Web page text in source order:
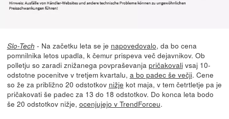
Slo-Tech - Na začetku leta se je napovedovalo, da bo cena
pomnilnika letos upadla, k čemur prispeva več dejavnikov. Ob
polletju so zaradi znižanega povpraševanja pričakovalivsaj 10-
odstotne pocenitve v tretjem kvartalu, a bo padec še večji. Cene
so že za približno 20 odstotkov nižje kot maja, v tem četrtletje pa je
pričakovati še padec za 13 do 18 odstotkov. Do konca leta bodo
še 20 odstotkov nižje, ocenjujejo v TrendForceu.